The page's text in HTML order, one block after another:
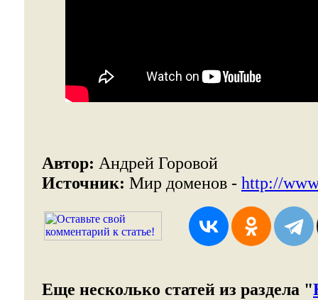
Автор: Андрей Горовой
Источник: Мир доменов - http://
Еще несколько статей из раздела "